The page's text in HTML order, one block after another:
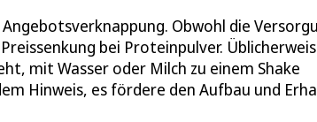
Obwohl die
bei Proteinpulver.
mit Wasser oder Milch zu einem Shake
Hinweis, es fördere den Aufbau und